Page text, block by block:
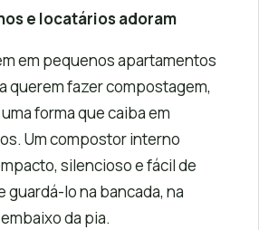
e locatários adoram
em pequenos apartamentos
querem fazer compostagem,
forma que caiba em
Um compostor interno
silencioso e fácil de
guardá-lo na bancada, na
da pia.